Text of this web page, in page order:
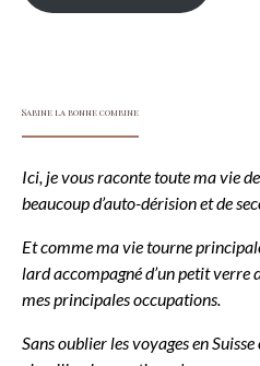
Sabine la bonne combine
Ici, je vous raconte toute ma vie
beaucoup d’auto-dérision et de
Et comme ma vie tourne
lard accompagné d’un petit verre
mes principales occupations.
Sans oublier les voyages en